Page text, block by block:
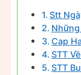
Stt
Những
Cap
STT
STT